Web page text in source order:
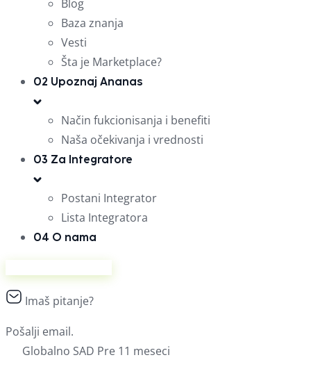
Blog
Baza znanja
Vesti
Šta je Marketplace?
02 Upoznaj Ananas
Način fukcionisanja i benefiti
Naša očekivanja i vrednosti
03 Za Integratore
Postani Integrator
Lista Integratora
04 O nama
Imaš pitanje?
Pošalji email.
Globalno SAD Pre 11 meseci